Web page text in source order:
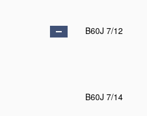
B60J 7/12
B60J 7/14